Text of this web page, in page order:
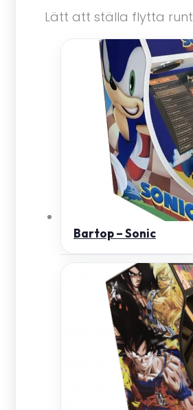
Lätt att ställa flytta runt
Bartop – Sonic